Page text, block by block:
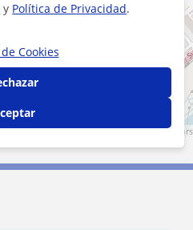
Leaflet| ©OpenStreetMapcontributors
y Política de Privacidad.
Cookies